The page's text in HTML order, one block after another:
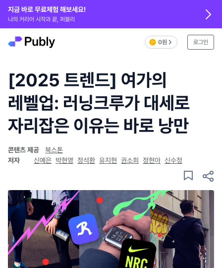
지금 바로 무료체험 해보세요!
나의 커리어 시작과 끝, 퍼블리
0원 로그인
[2025 트렌드] 여가의
레벨업: 러닝크루가 대세로
자리잡은 이유는 바로 낭만
콘텐츠 제공
북스톤
저자
신예은 박현영 정석환 유지현 권소희 정현아 신수정